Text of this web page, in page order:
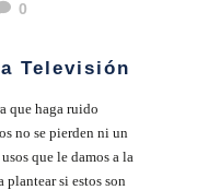
0
Televisión
que haga ruido
no se pierden ni un
que le damos a la
plantear si estos son